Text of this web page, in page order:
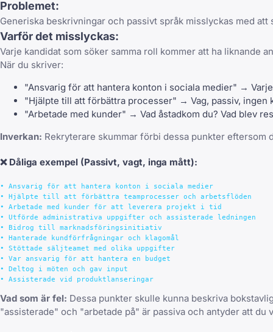
Problemet:
Generiska beskrivningar och passivt språk misslyckas med
Varför det misslyckas:
Varje kandidat som söker samma roll kommer att ha liknande
När du skriver:
"Ansvarig för att hantera konton i sociala medier" →
"Hjälpte till att förbättra processer" → Vag, passiv, ingen
"Arbetade med kunder" → Vad åstadkom du? Vad blev
Inverkan: Rekryterare skummar förbi dessa punkter
❌ Dåliga exempel (Passivt, vagt, inga mått):
• Ansvarig för att hantera konton i sociala medier
• Hjälpte till att förbättra teamprocesser och arbetsflöden
• Arbetade med kunder för att leverera projekt i tid
• Utförde administrativa uppgifter och assisterade ledningen
• Bidrog till marknadsföringsinitiativ
• Hanterade kundförfrågningar och klagomål
• Stöttade säljteamet med olika uppgifter
• Var ansvarig för att hantera en budget
• Deltog i möten och gav input
Vad som är fel: Dessa punkter skulle kunna beskriva
"assisterade" och "arbetade på" är passiva och antyder att